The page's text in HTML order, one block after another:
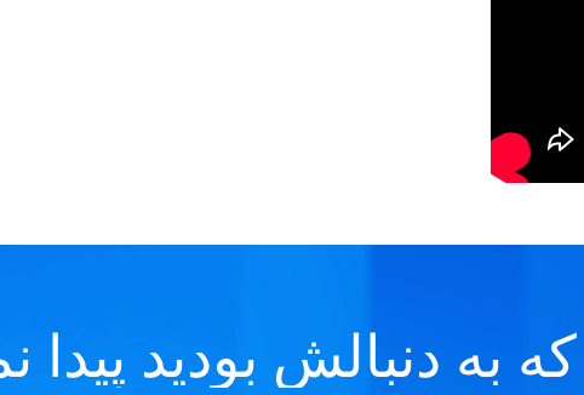
به دنبالش بودید پیدا